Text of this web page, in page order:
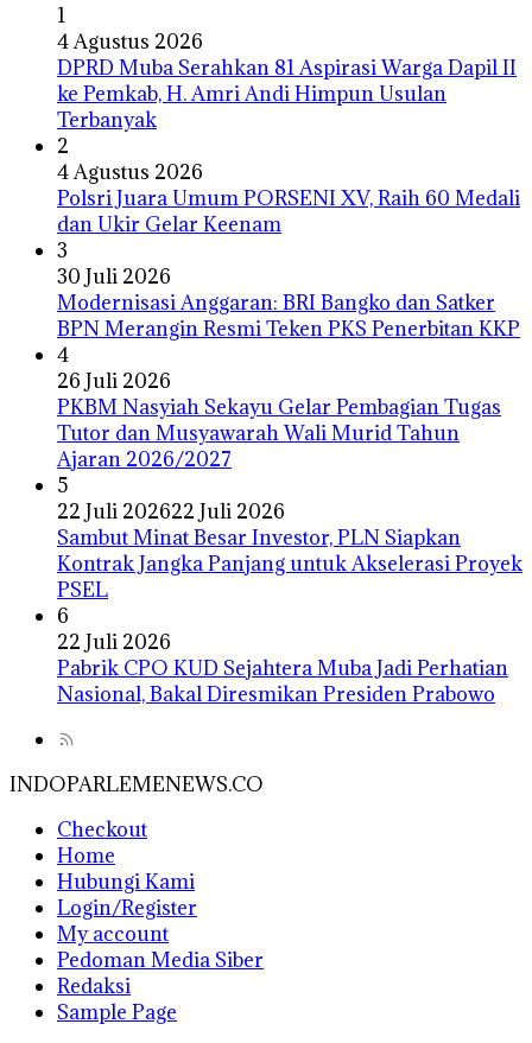
1
4 Agustus 2026
DPRD Muba Serahkan 81 Aspirasi Warga Dapil II
ke Pemkab, H. Amri Andi Himpun Usulan
Terbanyak
2
4 Agustus 2026
Polsri Juara Umum PORSENI XV, Raih 60 Medali
dan Ukir Gelar Keenam
3
30 Juli 2026
Modernisasi Anggaran: BRI Bangko dan Satker
BPN Merangin Resmi Teken PKS Penerbitan KKP
4
26 Juli 2026
PKBM Nasyiah Sekayu Gelar Pembagian Tugas
Tutor dan Musyawarah Wali Murid Tahun
Ajaran 2026/2027
5
22 Juli 202622 Juli 2026
Sambut Minat Besar Investor, PLN Siapkan
Kontrak Jangka Panjang untuk Akselerasi Proyek
PSEL
6
22 Juli 2026
Pabrik CPO KUD Sejahtera Muba Jadi Perhatian
Nasional, Bakal Diresmikan Presiden Prabowo
INDOPARLEMENEWS.CO
Checkout
Home
Hubungi Kami
Login/Register
My account
Pedoman Media Siber
Redaksi
Sample Page